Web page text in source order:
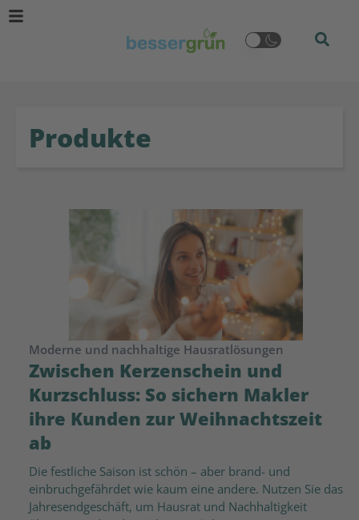
Produkte
Moderne und nachhaltige Hausratlösungen
Zwischen Kerzenschein und
Kurzschluss: So sichern Makler
ihre Kunden zur Weihnachtszeit
ab
Die festliche Saison ist schön – aber brand- und
einbruchgefährdet wie kaum eine andere. Nutzen Sie das
Jahresendgeschäft, um Hausrat und Nachhaltigkeit